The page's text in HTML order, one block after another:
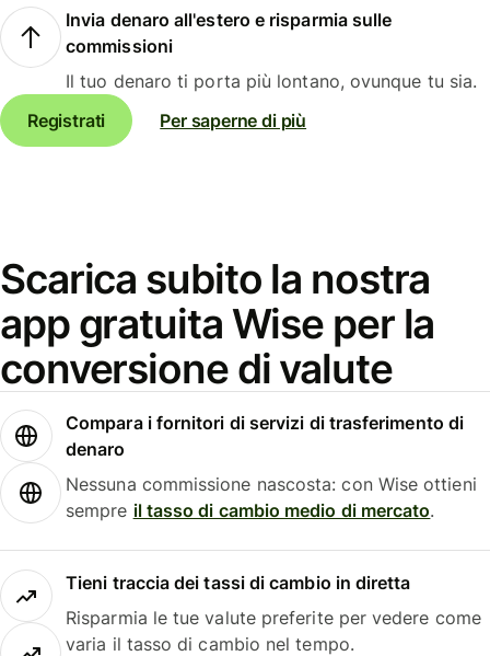
Invia denaro all'estero e risparmia sulle
commissioni
Il tuo denaro ti porta più lontano, ovunque tu sia.
Registrati
Per saperne di più
Scarica subito la nostra
app gratuita Wise per la
conversione di valute
Compara i fornitori di servizi di trasferimento di
denaro
Nessuna commissione nascosta: con Wise ottieni
sempre il tasso di cambio medio di mercato.
Tieni traccia dei tassi di cambio in diretta
Risparmia le tue valute preferite per vedere come
varia il tasso di cambio nel tempo.